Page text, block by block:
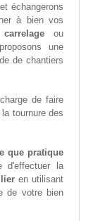
échangerons
à bien vos
carrelage ou
une
de chantiers
de faire
tournure des
que pratique
d'effectuer la
en utilisant
de votre bien